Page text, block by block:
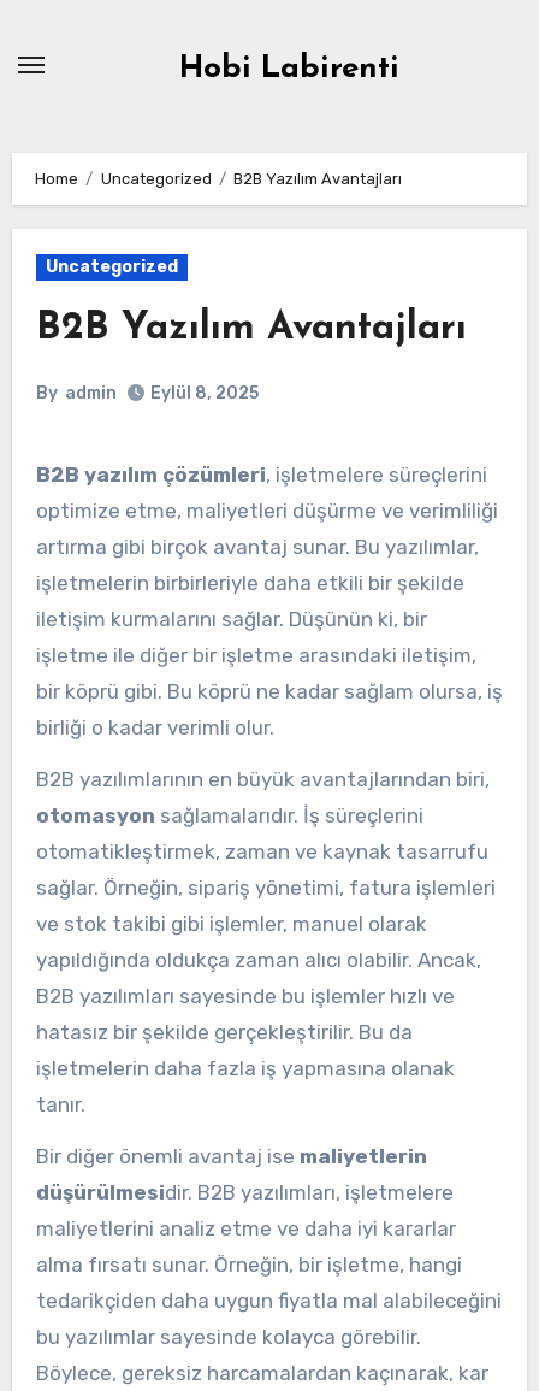
Hobi Labirenti
Home Uncategorized B2B Yazılım Avantajları
Uncategorized
B2B Yazılım Avantajları
By admin Eylül 8, 2025
B2B yazılım çözümleri, işletmelere süreçlerini
optimize etme, maliyetleri düşürme ve verimliliği
artırma gibi birçok avantaj sunar. Bu yazılımlar,
işletmelerin birbirleriyle daha etkili bir şekilde
iletişim kurmalarını sağlar. Düşünün ki, bir
işletme ile diğer bir işletme arasındaki iletişim,
bir köprü gibi. Bu köprü ne kadar sağlam olursa, iş
birliği o kadar verimli olur.
B2B yazılımlarının en büyük avantajlarından biri,
otomasyon sağlamalarıdır. İş süreçlerini
otomatikleştirmek, zaman ve kaynak tasarrufu
sağlar. Örneğin, sipariş yönetimi, fatura işlemleri
ve stok takibi gibi işlemler, manuel olarak
yapıldığında oldukça zaman alıcı olabilir. Ancak,
B2B yazılımları sayesinde bu işlemler hızlı ve
hatasız bir şekilde gerçekleştirilir. Bu da
işletmelerin daha fazla iş yapmasına olanak
tanır.
Bir diğer önemli avantaj ise maliyetlerin
düşürülmesidir. B2B yazılımları, işletmelere
maliyetlerini analiz etme ve daha iyi kararlar
alma fırsatı sunar. Örneğin, bir işletme, hangi
tedarikçiden daha uygun fiyatla mal alabileceğini
bu yazılımlar sayesinde kolayca görebilir.
Böylece, gereksiz harcamalardan kaçınarak, kar